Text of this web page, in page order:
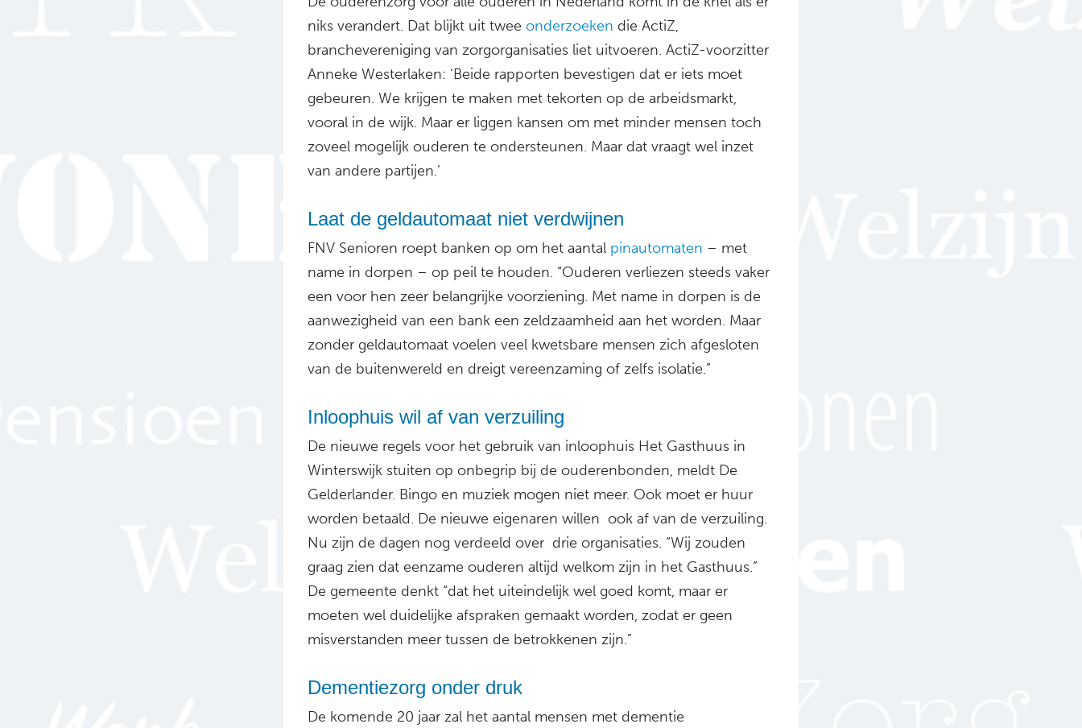
niks verandert. Dat blijkt uit twee onderzoeken die ActiZ,
branchevereniging van zorgorganisaties liet uitvoeren. ActiZ-voorzitter
Anneke Westerlaken: ‘Beide rapporten bevestigen dat er iets moet
gebeuren. We krijgen te maken met tekorten op de arbeidsmarkt,
vooral in de wijk. Maar er liggen kansen om met minder mensen toch
zoveel mogelijk ouderen te ondersteunen. Maar dat vraagt wel inzet
van andere partijen.’
Laat de geldautomaat niet verdwijnen
FNV Senioren roept banken op om het aantal pinautomaten – met
name in dorpen – op peil te houden. “Ouderen verliezen steeds vaker
een voor hen zeer belangrijke voorziening. Met name in dorpen is de
aanwezigheid van een bank een zeldzaamheid aan het worden. Maar
zonder geldautomaat voelen veel kwetsbare mensen zich afgesloten
van de buitenwereld en dreigt vereenzaming of zelfs isolatie.”
Inloophuis wil af van verzuiling
De nieuwe regels voor het gebruik van inloophuis Het Gasthuus in
Winterswijk stuiten op onbegrip bij de ouderenbonden, meldt De
Gelderlander. Bingo en muziek mogen niet meer. Ook moet er huur
worden betaald. De nieuwe eigenaren willen ook af van de verzuiling.
Nu zijn de dagen nog verdeeld over drie organisaties. “Wij zouden
graag zien dat eenzame ouderen altijd welkom zijn in het Gasthuus.”
De gemeente denkt “dat het uiteindelijk wel goed komt, maar er
moeten wel duidelijke afspraken gemaakt worden, zodat er geen
misverstanden meer tussen de betrokkenen zijn.”
Dementiezorg onder druk
De komende 20 jaar zal het aantal mensen met dementie